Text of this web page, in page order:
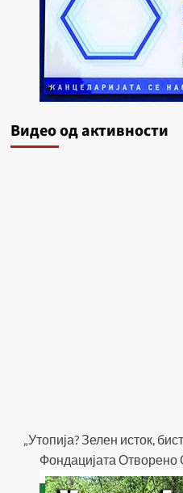
Видеo од активности
„Утопија? Зелен исток,
Фондацијата